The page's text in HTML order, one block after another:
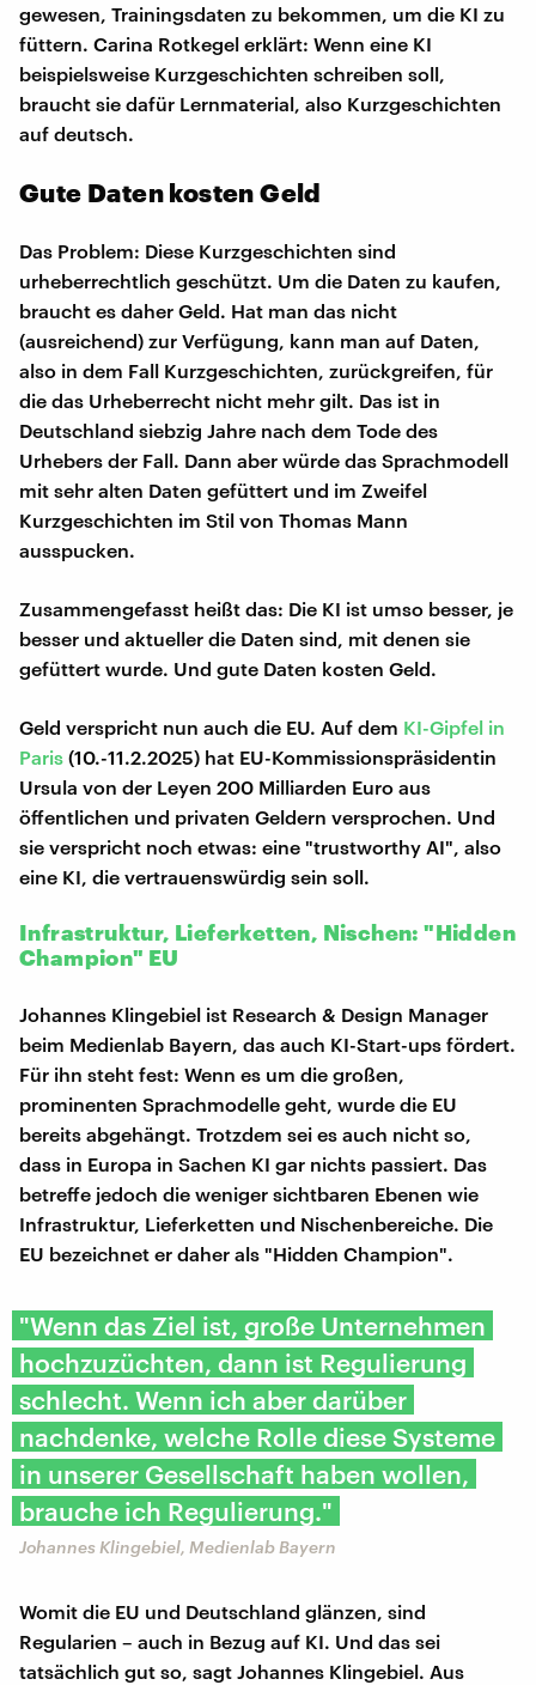
gewesen, Trainingsdaten zu bekommen, um die KI zu
füttern. Carina Rotkegel erklärt: Wenn eine KI
beispielsweise Kurzgeschichten schreiben soll,
braucht sie dafür Lernmaterial, also Kurzgeschichten
auf deutsch.
Gute Daten kosten Geld
Das Problem: Diese Kurzgeschichten sind
urheberrechtlich geschützt. Um die Daten zu kaufen,
braucht es daher Geld. Hat man das nicht
(ausreichend) zur Verfügung, kann man auf Daten,
also in dem Fall Kurzgeschichten, zurückgreifen, für
die das Urheberrecht nicht mehr gilt. Das ist in
Deutschland siebzig Jahre nach dem Tode des
Urhebers der Fall. Dann aber würde das Sprachmodell
mit sehr alten Daten gefüttert und im Zweifel
Kurzgeschichten im Stil von Thomas Mann
ausspucken.
Zusammengefasst heißt das: Die KI ist umso besser, je
besser und aktueller die Daten sind, mit denen sie
gefüttert wurde. Und gute Daten kosten Geld.
Geld verspricht nun auch die EU. Auf dem KI-Gipfel in
Paris (10.-11.2.2025) hat EU-Kommissionspräsidentin
Ursula von der Leyen 200 Milliarden Euro aus
öffentlichen und privaten Geldern versprochen. Und
sie verspricht noch etwas: eine "trustworthy AI", also
eine KI, die vertrauenswürdig sein soll.
Infrastruktur, Lieferketten, Nischen: "Hidden
Champion" EU
Johannes Klingebiel ist Research & Design Manager
beim Medienlab Bayern, das auch KI-Start-ups fördert.
Für ihn steht fest: Wenn es um die großen,
prominenten Sprachmodelle geht, wurde die EU
bereits abgehängt. Trotzdem sei es auch nicht so,
dass in Europa in Sachen KI gar nichts passiert. Das
betreffe jedoch die weniger sichtbaren Ebenen wie
Infrastruktur, Lieferketten und Nischenbereiche. Die
EU bezeichnet er daher als "Hidden Champion".
"Wenn das Ziel ist, große Unternehmen
hochzuzüchten, dann ist Regulierung
schlecht. Wenn ich aber darüber
nachdenke, welche Rolle diese Systeme
in unserer Gesellschaft haben wollen,
brauche ich Regulierung."
Johannes Klingebiel, Medienlab Bayern
Womit die EU und Deutschland glänzen, sind
Regularien – auch in Bezug auf KI. Und das sei
tatsächlich gut so, sagt Johannes Klingebiel. Aus